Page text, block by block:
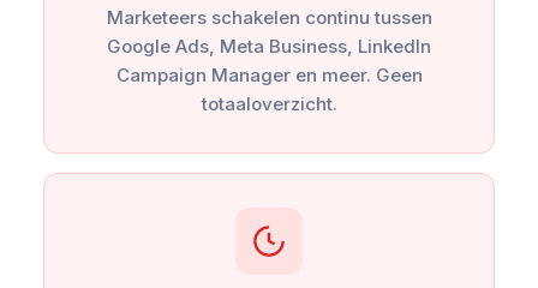
Marketeers schakelen continu tussen
Google Ads, Meta Business, LinkedIn
Campaign Manager en meer. Geen
totaaloverzicht.